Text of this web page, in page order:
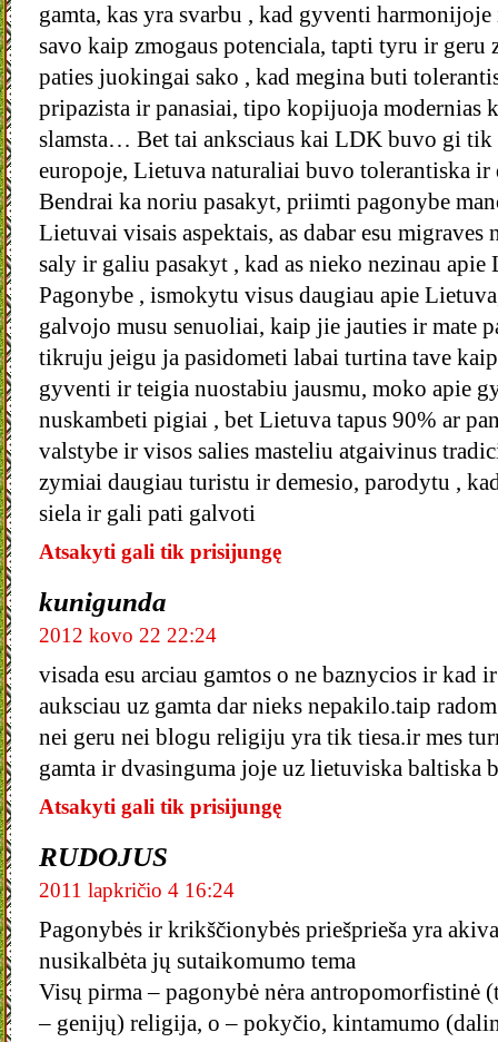
gamta, kas yra svarbu , kad gyventi
savo kaip zmogaus potenciala, tapti tyru ir geru
paties juokingai sako , kad megina buti
pripazista ir panasiai, tipo kopijuoja modernias
slamsta… Bet tai anksciaus kai LDK buvo gi
europoje, Lietuva naturaliai buvo tolerantiska ir
Bendrai ka noriu pasakyt, priimti pagonybe
Lietuvai visais aspektais, as dabar esu migraves
saly ir galiu pasakyt , kad as nieko nezinau
Pagonybe , ismokytu visus daugiau apie
galvojo musu senuoliai, kaip jie jauties ir mate
tikruju jeigu ja pasidometi labai turtina tave
gyventi ir teigia nuostabiu jausmu, moko apie
nuskambeti pigiai , bet Lietuva tapus 90% ar
valstybe ir visos salies masteliu atgaivinus
zymiai daugiau turistu ir demesio, parodytu ,
siela ir gali pati galvoti
Atsakyti gali tik prisijungę
kunigunda
2012 kovo 22 22:24
visada esu arciau gamtos o ne baznycios ir kad
auksciau uz gamta dar nieks nepakilo.taip
nei geru nei blogu religiju yra tik tiesa.ir mes
gamta ir dvasinguma joje uz lietuviska baltiska
Atsakyti gali tik prisijungę
RUDOJUS
2011 lapkričio 4 16:24
Pagonybės ir krikščionybės priešprieša yra
nusikalbėta jų sutaikomumo tema
Visų pirma – pagonybė nėra antropomorfistinė
– genijų) religija, o – pokyčio, kintamumo